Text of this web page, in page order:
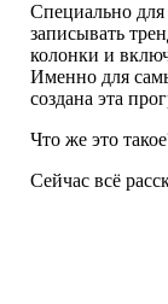
Специально для
записывать
колонки и
Именно для
создана эта
Что же это
Сейчас всё